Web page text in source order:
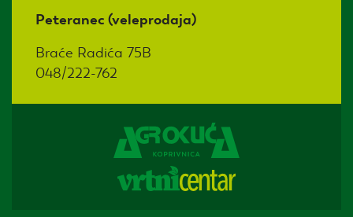
Peteranec (veleprodaja)
Braće Radića 75B
048/222-762